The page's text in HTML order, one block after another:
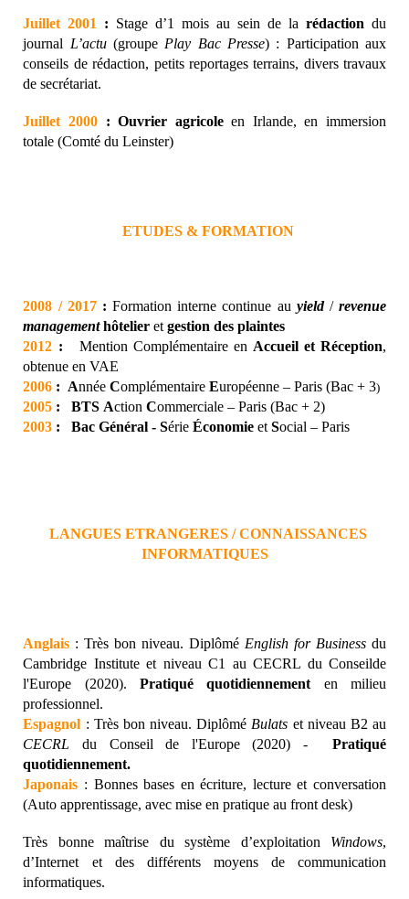
Juillet 2001 : Stage d’1 mois au sein de larédaction du
journal L’actu(groupe Play Bac Presse) : Participation aux
conseils de rédaction, petits reportages terrains, divers travaux
de secrétariat.
Juillet 2000 : Ouvrier agricoleen Irlande, en immersion
totale (Comté du Leinster)
ETUDES & FORMATION
2008 / 2017 : Formation interne continue au yield/revenue
managementhôtelier et gestion des plaintes
2012 : Mention Complémentaire en Accueil et Réception,
obtenue en VAE
2006 : AnnéeComplémentaireEuropéenne – Paris (Bac + 3)
2005 : BTS ActionCommerciale – Paris (Bac + 2)
2003 : Bac Général - SérieÉconomie etSocial – Paris
LANGUES ETRANGERES / CONNAISSANCES
INFORMATIQUES
Anglais : Très bon niveau. Diplômé English for Business du
Cambridge Institute et niveau C1 au CECRL du Conseilde
l'Europe (2020).
Pratiqué quotidiennement en milieu
professionnel.
Espagnol : Très bon niveau. Diplômé Bulats et niveau B2 au
CECRL du Conseil de l'Europe (2020) -
Pratiqué
quotidiennement.
Japonais : Bonnes bases en écriture, lecture et conversation
(Auto apprentissage, avec mise en pratique au front desk)
Très bonne maîtrise du système d’exploitation Windows,
d’Internet et des différents moyens de communication
informatiques.